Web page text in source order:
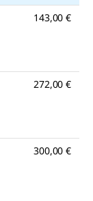
143,00 €
272,00 €
300,00 €